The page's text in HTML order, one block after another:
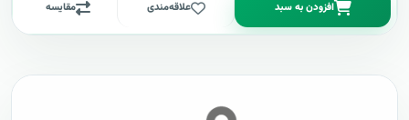
افزودن به سبد علاقه‌مندی مقایسه